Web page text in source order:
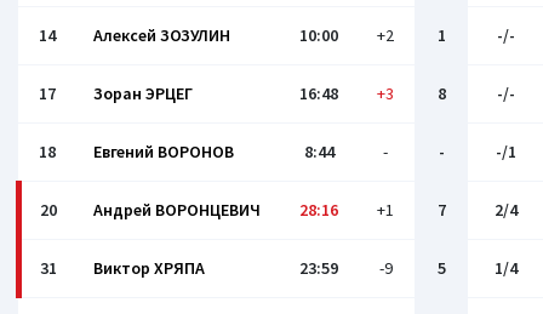
14 Алексей ЗОЗУЛИН 10:00 +2 1 -/-
17 Зоран ЭРЦЕГ 16:48 +3 8 -/-
18 Евгений ВОРОНОВ 8:44 - - -/1
20 Андрей ВОРОНЦЕВИЧ 28:16 +1 7 2/4
31 Виктор ХРЯПА 23:59 -9 5 1/4